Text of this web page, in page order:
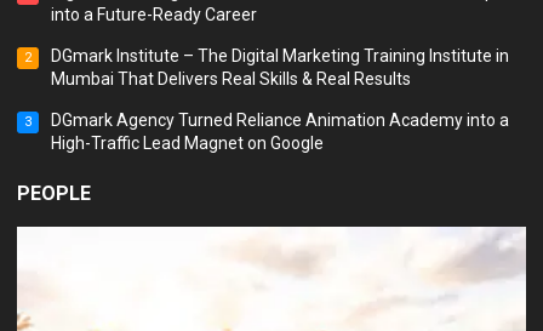
into a Future-Ready Career
2
DGmark Institute – The Digital Marketing Training Institute in
Mumbai That Delivers Real Skills & Real Results
3
DGmark Agency Turned Reliance Animation Academy into a
High-Traffic Lead Magnet on Google
PEOPLE